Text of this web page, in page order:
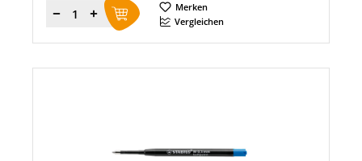
Menge
Merken
Vergleichen